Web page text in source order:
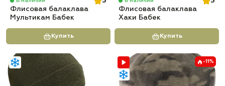
Флисовая балаклава
Мультикам Бабек
Купить
Флисовая балаклава
Хаки Бабек
Купить
-11%